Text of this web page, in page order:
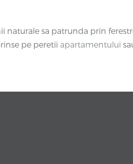
sa patrunda prin
pe peretii apartamentului